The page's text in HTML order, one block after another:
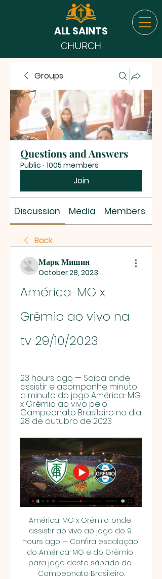
ALL SAINTS
CHURCH
Groups
Questions and Answers
Public · 1005 members
Join
Discussion Media Members
Back
Марк Мишин
October 28, 2023
América-MG x
Grêmio ao vivo na
tv 29/10/2023
23 hours ago — Saiba onde
assistir e acompanhe minuto
a minuto do jogo América-MG
x Grêmio ao vivo pelo
Campeonato Brasileiro no dia
28 de outubro de 2023.
América-MG x Grêmio: onde
assistir ao vivo ao jogo do 9
hours ago — Confira escalação
do América-MG e do Grêmio
para jogo deste sábado do
Campeonato Brasileiro.